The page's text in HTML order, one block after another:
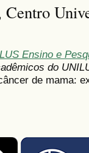
Centro
Ensino e
do
de mama: